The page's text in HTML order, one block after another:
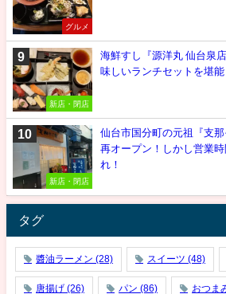
グルメ
新店・閉店
海鮮すし『源洋丸 仙台泉
味しいランチセットを堪能
新店・閉店
仙台市国分町の元祖『支
再オープン！しかし営業
れ！
タグ
醬油ラーメン (28) スイーツ (48)
唐揚げ (26) パン (86) おつま